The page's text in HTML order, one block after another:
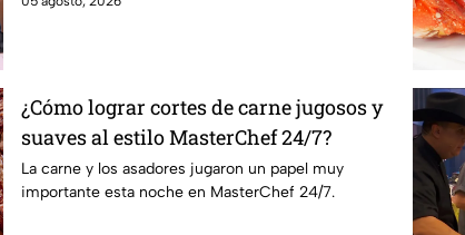
¿Cómo lograr cortes de carne jugosos y
suaves al estilo MasterChef 24/7?
La carne y los asadores jugaron un papel muy
importante esta noche en MasterChef 24/7.